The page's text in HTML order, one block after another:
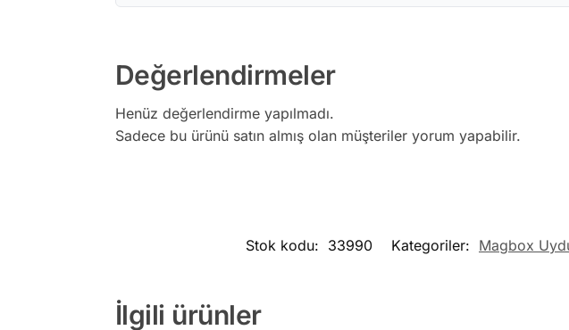
Değerlendirmeler
Henüz değerlendirme yapılmadı.
Sadece bu ürünü satın almış olan müşteriler yorum yapabilir.
Stok kodu: 33990 Kategoriler: Magbox
İlgili ürünler